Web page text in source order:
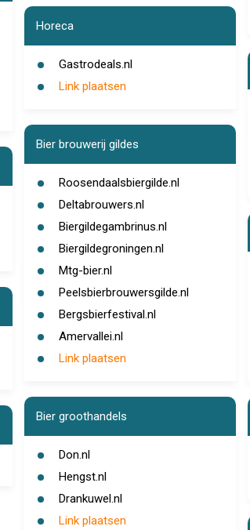
Horeca
Gastrodeals.nl
Link plaatsen
Bier brouwerij gildes
Roosendaalsbiergilde.nl
Deltabrouwers.nl
Biergildegambrinus.nl
Biergildegroningen.nl
Mtg-bier.nl
Peelsbierbrouwersgilde.nl
Bergsbierfestival.nl
Amervallei.nl
Link plaatsen
Bier groothandels
Don.nl
Hengst.nl
Drankuwel.nl
Link plaatsen